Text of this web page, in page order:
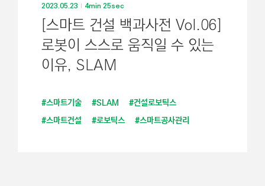
2023.05.23 4min 25sec
[스마트 건설 백과사전 VoI.06]
로봇이 스스로 움직일 수 있는
이유, SLAM
#스마트기술 #SLAM
#건설로보틱스
#스마트건설
#로보틱스 #스마트공사관리